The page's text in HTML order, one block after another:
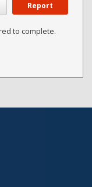
Report
to complete.